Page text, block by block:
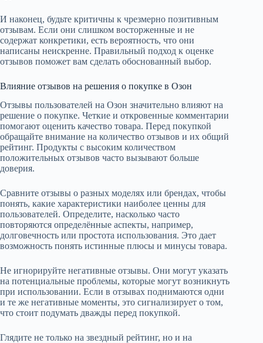
И наконец, будьте критичны к чрезмерно позитивным
отзывам. Если они слишком восторженные и не
содержат конкретики, есть вероятность, что они
написаны неискренне. Правильный подход к оценке
отзывов поможет вам сделать обоснованный выбор.
Влияние отзывов на решения о покупке в Озон
Отзывы пользователей на Озон значительно влияют на
решение о покупке. Четкие и откровенные комментарии
помогают оценить качество товара. Перед покупкой
обращайте внимание на количество отзывов и их общий
рейтинг. Продукты с высоким количеством
положительных отзывов часто вызывают больше
доверия.
Сравните отзывы о разных моделях или брендах, чтобы
понять, какие характеристики наиболее ценны для
пользователей. Определите, насколько часто
повторяются определённые аспекты, например,
долговечность или простота использования. Это дает
возможность понять истинные плюсы и минусы товара.
Не игнорируйте негативные отзывы. Они могут указать
на потенциальные проблемы, которые могут возникнуть
при использовании. Если в отзывах поднимаются одни
и те же негативные моменты, это сигнализирует о том,
что стоит подумать дважды перед покупкой.
Глядите не только на звездный рейтинг, но и на